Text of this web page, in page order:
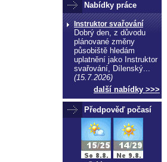
Nabídky práce
Instruktor svařování
Dobrý den, z důvodu
plánované změny
působiště hledám
uplatnění jako Instruktor
svařování, Dílenský...
(15.7.2026)
další nabídky >>>
Předpověď počasí